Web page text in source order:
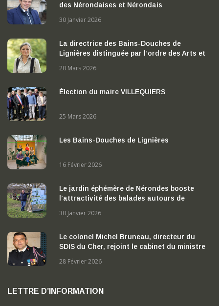
des Nérondaises et Nérondais
30 Janvier 2026
La directrice des Bains-Douches de
Lignières distinguée par l’ordre des Arts et
20 Mars 2026
Élection du maire VILLEQUIERS
25 Mars 2026
Les Bains-Douches de Lignières
16 Février 2026
Le jardin éphémère de Nérondes booste
l’attractivité des balades autours de
30 Janvier 2026
Le colonel Michel Bruneau, directeur du
SDIS du Cher, rejoint le cabinet du ministre
28 Février 2026
LETTRE D’INFORMATION